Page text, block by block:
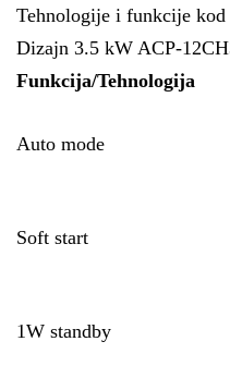
Tehnologije i funkcije
Dizajn 3.5 kW ACP-
Funkcija/Tehnologija
Auto mode
Soft start
1W standby